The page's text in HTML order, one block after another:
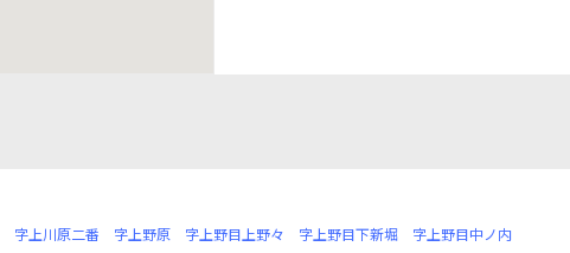
字上川原二番 字上野原 字上野目上野々 字上野目下新堀
字上野目中ノ内